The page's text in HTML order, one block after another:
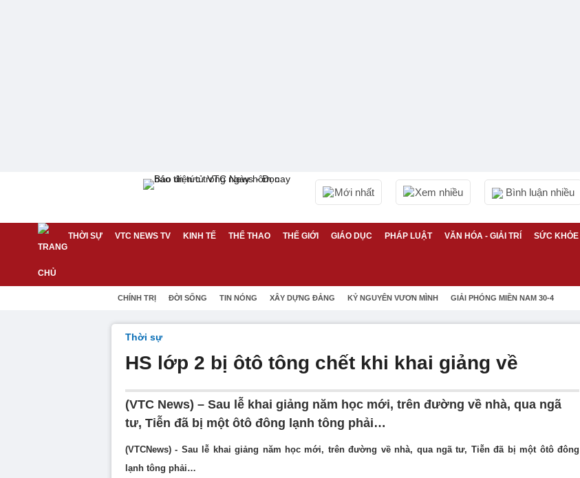
Mới nhất Xem nhiều Bình luận nhiều
THỜI SỰ VTC NEWS TV KINH TẾ THỂ THAO THẾ GIỚI GIÁO DỤC PHÁP LUẬT VĂN HÓA - GIẢI TRÍ SỨC KHỎE
CHÍNH TRỊ ĐỜI SỐNG TIN NÓNG XÂY DỰNG ĐẢNG KỶ NGUYÊN VƯƠN MÌNH GIẢI PHÓNG MIỀN NAM 30-4
Thời sự
HS lớp 2 bị ôtô tông chết khi khai giảng về
(VTC News) – Sau lễ khai giảng năm học mới, trên đường về nhà, qua ngã
tư, Tiễn đã bị một ôtô đông lạnh tông phải…
(VTCNews) - Sau lễ khai giảng năm học mới, trên đường về nhà, qua ngã tư, Tiễn đã bị một ôtô đông
lạnh tông phải…